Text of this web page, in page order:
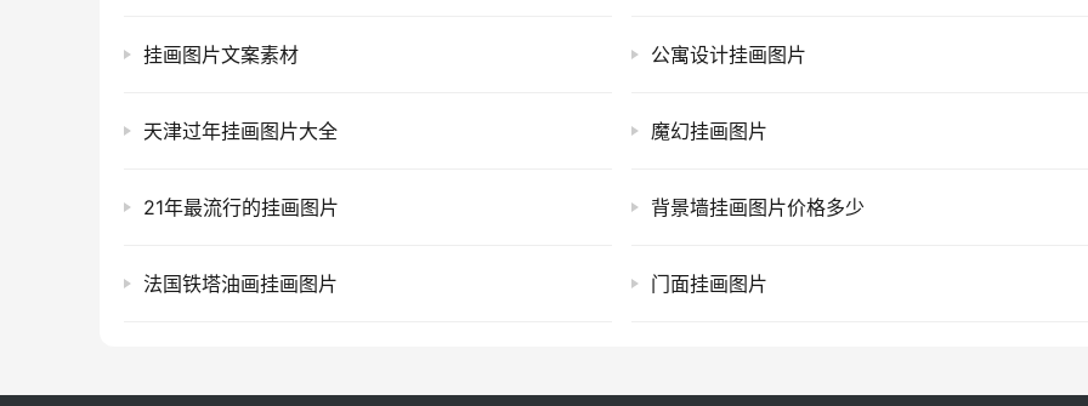
挂画图片文案素材 公寓设计挂画图片
天津过年挂画图片大全 魔幻挂画图片
21年最流行的挂画图片 背景墙挂画图片价格多少
法国铁塔油画挂画图片 门面挂画图片